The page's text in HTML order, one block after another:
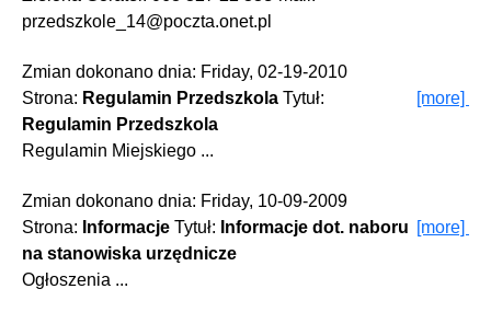
przedszkole_14@poczta.onet.pl
Zmian dokonano dnia: Friday, 02-19-2010
Strona: Regulamin Przedszkola Tytuł:
Regulamin Przedszkola
[more]
Regulamin Miejskiego ...
Zmian dokonano dnia: Friday, 10-09-2009
Strona: Informacje Tytuł: Informacje dot. naboru
na stanowiska urzędnicze
[more]
Ogłoszenia ...